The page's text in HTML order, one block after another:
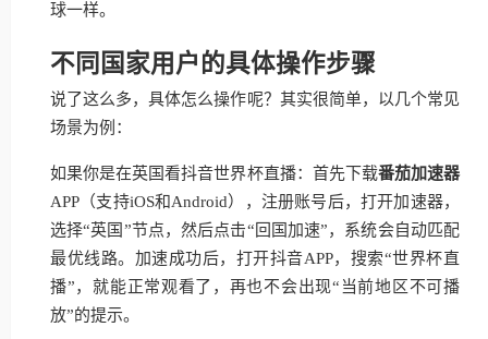
球一样。
不同国家用户的具体操作步骤
说了这么多，具体怎么操作呢？其实很简单，以几个常见
场景为例：
如果你是在英国看抖音世界杯直播：首先下载番茄加速器
APP（支持iOS和Android），注册账号后，打开加速器，
选择“英国”节点，然后点击“回国加速”，系统会自动匹配
最优线路。加速成功后，打开抖音APP，搜索“世界杯直
播”，就能正常观看了，再也不会出现“当前地区不可播
放”的提示。